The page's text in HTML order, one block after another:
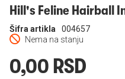
Hill's Feline Hairball
Nema na stanju
Šifra artikla 004657
0,00 RSD